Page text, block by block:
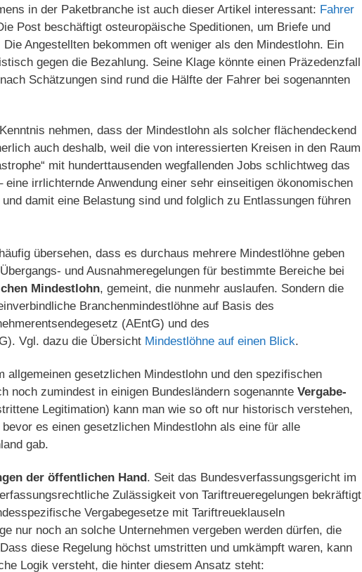
in der Paketbranche ist auch dieser Artikel interessant: Fahrer
Post beschäftigt osteuropäische Speditionen, um Briefe und
Angestellten bekommen oft weniger als den Mindestlohn. Ein
gegen die Bezahlung. Seine Klage könnte einen Präzedenzfall
Schätzungen sind rund die Hälfte der Fahrer bei sogenannten
nehmen, dass der Mindestlohn als solcher flächendeckend
auch deshalb, weil die von interessierten Kreisen in den Raum
mit hunderttausenden wegfallenden Jobs schlichtweg das
irrlichternde Anwendung einer sehr einseitigen ökonomischen
damit eine Belastung sind und folglich zu Entlassungen führen
übersehen, dass es durchaus mehrere Mindestlöhne geben
und Ausnahmeregelungen für bestimmte Bereiche bei
Mindestlohn, gemeint, die nunmehr auslaufen. Sondern die
Branchenmindestlöhne auf Basis des
(AEntG) und des
Vgl. dazu die Übersicht Mindestlöhne auf einen Blick.
gesetzlichen Mindestlohn und den spezifischen
noch zumindest in einigen Bundesländern sogenannte Vergabe-
Legitimation) kann man wie so oft nur historisch verstehen,
es einen gesetzlichen Mindestlohn als eine für alle
gab.
der öffentlichen Hand. Seit das Bundesverfassungsgericht im
Zulässigkeit von Tariftreueregelungen bekräftigt
Vergabegesetze mit Tariftreueklauseln
nur noch an solche Unternehmen vergeben werden dürfen, die
diese Regelung höchst umstritten und umkämpft waren, kann
Logik versteht, die hinter diesem Ansatz steht: